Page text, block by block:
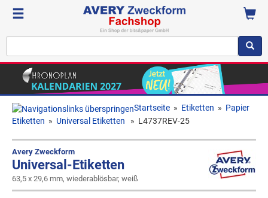
Startseite » Etiketten » Papier
Etiketten » Universal Etiketten » L4737REV-25
Avery Zweckform
Universal-Etiketten
63,5 x 29,6 mm, wiederablösbar, weiß